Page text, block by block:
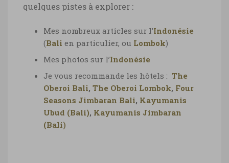
quelques pistes à explorer :
Mes nombreux articles sur l’Indonésie
(Bali en particulier, ou Lombok)
Mes photos sur l’Indonésie
Je vous recommande les hôtels : The
Oberoi Bali, The Oberoi Lombok, Four
Seasons Jimbaran Bali, Kayumanis
Ubud (Bali), Kayumanis Jimbaran
(Bali)